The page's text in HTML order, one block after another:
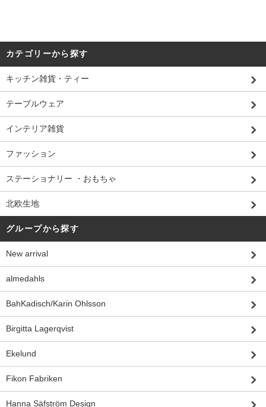
カテゴリーから探す
キッチン雑貨・ティー
テーブルウェア
インテリア雑貨
ファッション
ステーショナリー ・おもちゃ
北欧生地
グループから探す
New arrival
almedahls
BahKadisch/Karin Ohlsson
Birgitta Lagerqvist
Ekelund
Fikon Fabriken
Hanna Säfström Design